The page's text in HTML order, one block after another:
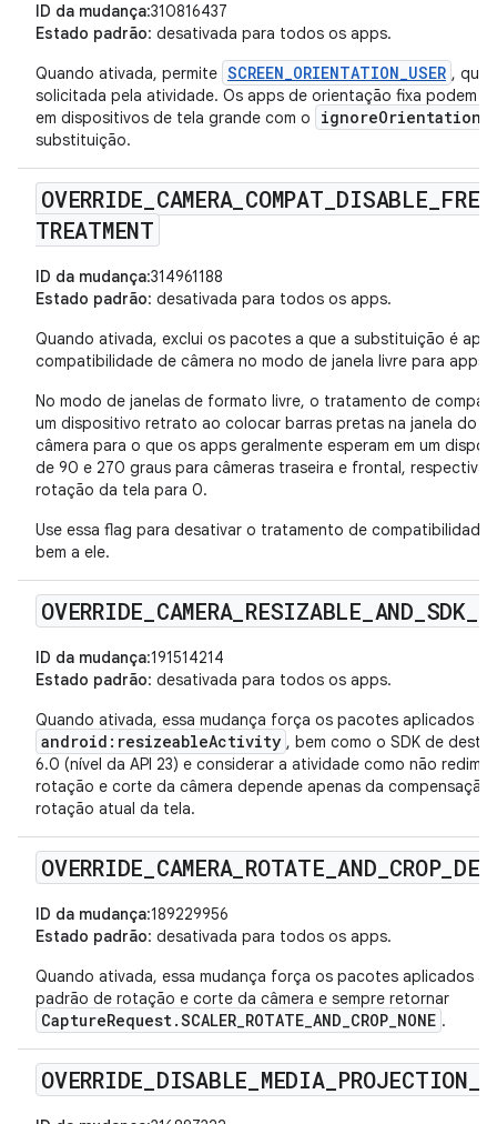
ID da mudança:310816437
Estado padrão: desativada para todos os apps.
Quando ativada, permite SCREEN_ORIENTATION_USER , que
solicitada pela atividade. Os apps de orientação fixa podem
em dispositivos de tela grande com o
substituição.
OVERRIDE CAMERA_ COMPAT DISABLE
TREATMENT
ID da mudança:314961188
Estado padrão: desativada para todos os apps.
Quando ativada, exclui os pacotes a que a substituição é
compatibilidade de câmera no modo de janela livre para apps
No modo de janelas de formato livre, o tratamento de
um dispositivo retrato ao colocar barras pretas na janela do
câmera para o que os apps geralmente esperam em um
de 90 e 270 graus para câmeras traseira e frontal,
rotação da tela para 0.
Use essa flag para desativar o tratamento de compatibilidade
bem a ele.
OVERRIDE CAMERA_ RESIZABLE AND SDK
ID da mudança:191514214
Estado padrão: desativada para todos os apps.
Quando ativada, essa mudança força os pacotes aplicados a
android:resizeableActivity , bem como o SDK de
6.0 (nível da API 23) e considerar a atividade como não
rotação e corte da câmera depende apenas da
rotação atual da tela.
OVERRIDE CAMERA_ ROTATE AND CROP_
ID da mudança:189229956
Estado padrão: desativada para todos os apps.
Quando ativada, essa mudança força os pacotes aplicados
padrão de rotação e corte da câmera e sempre retornar
CaptureRequest.SCALER_ROTATE_AND_CROP_NONE .
OVERRIDE DISABLE MEDIA_ PROJECTION